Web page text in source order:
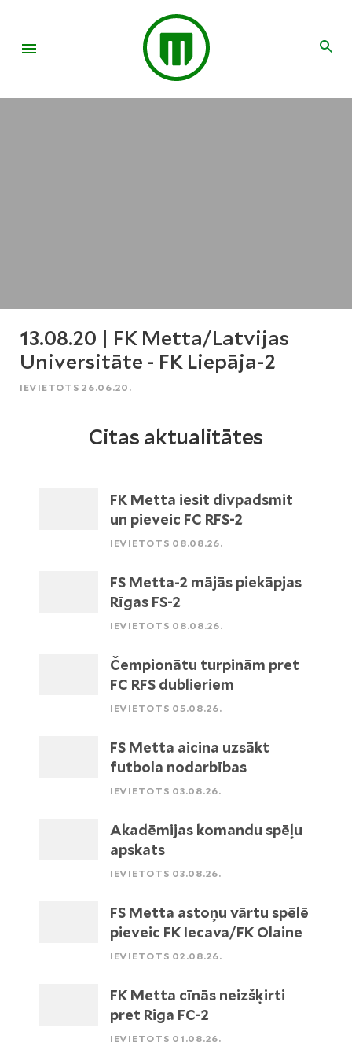
13.08.20 | FK Metta/Latvijas
Universitāte - FK Liepāja-2
IEVIETOTS 26.06.20.
Citas aktualitātes
FK Metta iesit divpadsmit
un pieveic FC RFS-2
IEVIETOTS 08.08.26.
FS Metta-2 mājās piekāpjas
Rīgas FS-2
IEVIETOTS 08.08.26.
Čempionātu turpinām pret
FC RFS dublieriem
IEVIETOTS 05.08.26.
FS Metta aicina uzsākt
futbola nodarbības
IEVIETOTS 03.08.26.
Akadēmijas komandu spēļu
apskats
IEVIETOTS 03.08.26.
FS Metta astoņu vārtu spēlē
pieveic FK Iecava/FK Olaine
IEVIETOTS 02.08.26.
FK Metta cīnās neizšķirti
pret Riga FC-2
IEVIETOTS 01.08.26.